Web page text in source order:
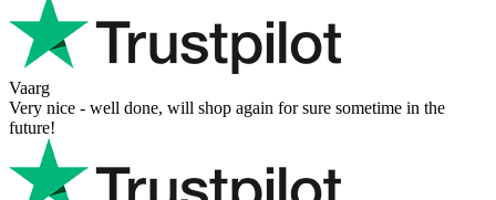
Vaarg
Very nice - well done, will shop again for sure sometime in the
future!